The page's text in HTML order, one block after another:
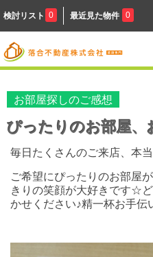
検討リスト 0 最近見た物件 0
お部屋探しのご感想
ぴったりのお部屋、
毎日たくさんのご来店、本
ご希望にぴったりのお部屋
きりの笑顔が大好きです☆
かせください♪精一杯お手伝